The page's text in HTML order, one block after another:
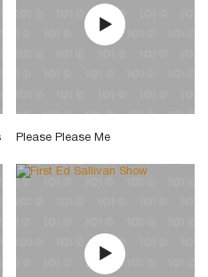
Please Please Me